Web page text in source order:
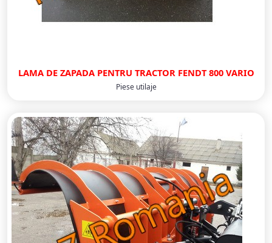
LAMA DE ZAPADA PENTRU TRACTOR FENDT 800 VARIO
Piese utilaje